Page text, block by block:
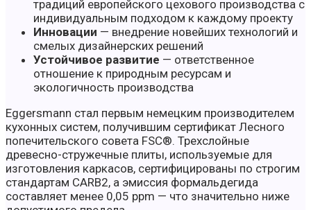
традиций европейского цехового производства с
индивидуальным подходом к каждому проекту
Инновации — внедрение новейших технологий и
смелых дизайнерских решений
Устойчивое развитие — ответственное
отношение к природным ресурсам и
экологичность производства
Eggersmann стал первым немецким производителем
кухонных систем, получившим сертификат Лесного
попечительского совета FSC®. Трехслойные
древесно-стружечные плиты, используемые для
изготовления каркасов, сертифицированы по строгим
стандартам CARB2, а эмиссия формальдегида
составляет менее 0,05 ppm — что значительно ниже